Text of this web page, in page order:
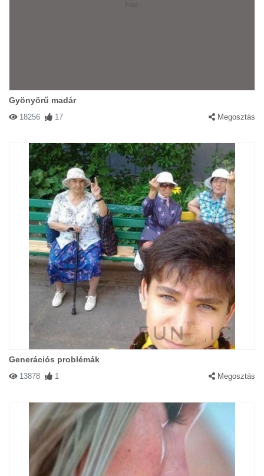
Gyönyörű madár
18256 17 Megosztás
Generációs problémák
13878 1 Megosztás